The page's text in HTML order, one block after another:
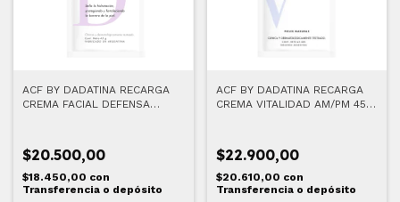
ACF BY DADATINA RECARGA
CREMA FACIAL DEFENSA
$20.500,00
$18.450,00 con
Transferencia o depósito
ACF BY DADATINA RECARGA
CREMA VITALIDAD AM/PM 45
$22.900,00
$20.610,00 con
Transferencia o depósito